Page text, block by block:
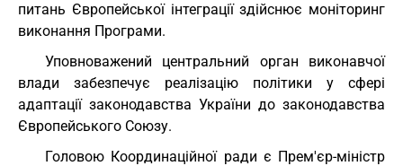
питань Європейської інтеграції здійснює моніторинг
виконання Програми.
Уповноважений центральний орган виконавчої
влади забезпечує реалізацію політики у сфері
адаптації законодавства України до законодавства
Європейського Союзу.
Головою Координаційної ради є Прем'єр-міністр